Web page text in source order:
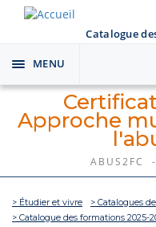
Catalogue
Toggle
navigation
MENU
Approche
ABUS2FC
> Étudier et vivre
> Catalogues
> Catalogue des formations 2025-